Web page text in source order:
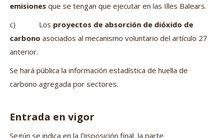
emisiones que se tengan que ejecutar en las Illes Balears.
c) Los proyectos de absorción de dióxido de
carbono asociados al mecanismo voluntario del artículo 27
anterior.
Se hará pública la información estadística de huella de
carbono agregada por sectores.
Entrada en vigor
Según se indica en la Disposición final, la parte